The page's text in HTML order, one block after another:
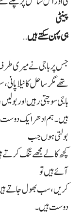
پینٹی
ہی پہن سکتے ہیں…
جس پر باجی نے میری
تھے مگر ساحل کا نیلا
باجی سوچتی رہیں اور
ہیں۔ ہم ادھر ایک دوست
بولتی ہوں جب
کچھ کالے مجھے تنگ کرتے
آئے ہیں تو
کریں، سب بھول جاتے
دوست ہیں۔